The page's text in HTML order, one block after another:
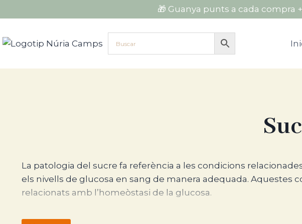
al
🎁 Guanya punts a cada compra
La patologia del sucre fa referència a les condicions
els nivells de glucosa en sang de manera adequada. Aquestes
relacionats amb l’homeòstasi de la glucosa.